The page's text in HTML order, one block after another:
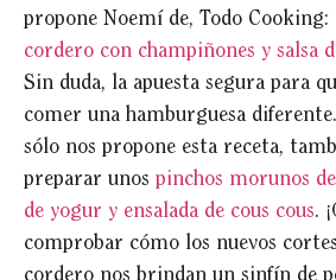
propone Noemí de, Todo Cooking:
cordero con champiñones y salsa
Sin duda, la apuesta segura para
comer una hamburguesa
sólo nos propone esta receta,
preparar unos pinchos morunos
de yogur y ensalada de cous cous.
comprobar cómo los nuevos